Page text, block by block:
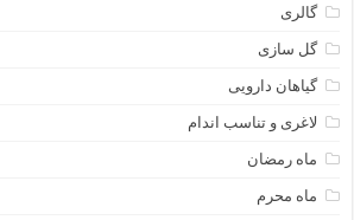
گالری
گل سازی
گیاهان دارویی
لاغری و تناسب اندام
ماه رمضان
ماه محرم